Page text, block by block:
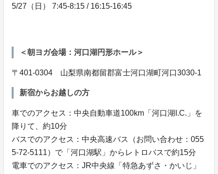
5/27（日） 7:45-8:15 / 16:15-16:45
＜朝ヨガ会場：河口湖円形ホール＞
〒401-0304 山梨県南都留郡富士河口湖町河口3030-1
新宿からお越しの方
車でのアクセス：中央自動車道100km「河口湖I.C.」を
降りて、約10分
バスでのアクセス：中央高速バス（お問い合わせ：055
5-72-5111）で「河口湖駅」からレトロバスで約15分
電車でのアクセス：JR中央線「特急あずさ・かいじ」